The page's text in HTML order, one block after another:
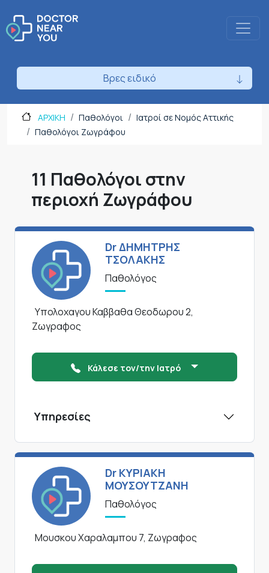
Βρες ειδικό
ΑΡΧΙΚΗ Παθολόγοι
Ιατροί σε Νομός Αττικής
Παθολόγοι Ζωγράφου
11 Παθολόγοι στην
περιοχή Ζωγράφου
Dr ΔΗΜΗΤΡΗΣ
ΤΣΟΛΑΚΗΣ
Παθολόγος
Υπολοχαγου Καββαθα Θεοδωρου 2,
Ζωγραφος
Κάλεσε τον/την Ιατρό
Υπηρεσίες
Dr ΚΥΡΙΑΚΗ
ΜΟΥΣΟΥΤΖΑΝΗ
Παθολόγος
Μουσκου Χαραλαμπου 7, Ζωγραφος